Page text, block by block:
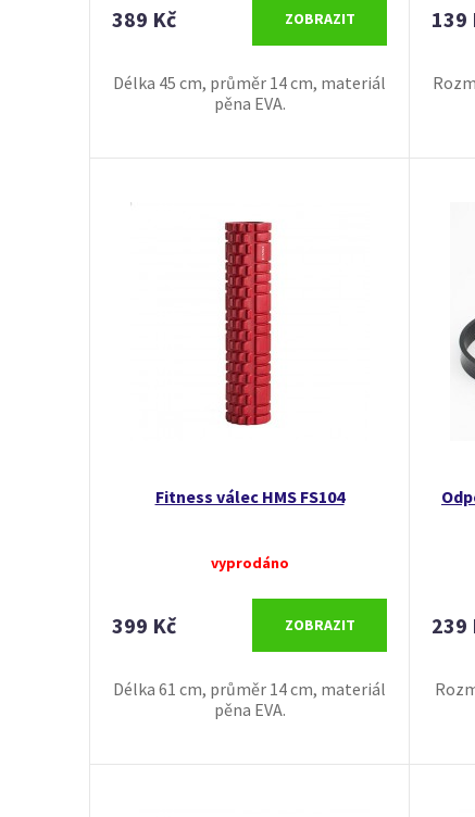
389 Kč ZOBRAZIT
Délka 45 cm, průměr 14 cm, materiál
pěna EVA.
139
Fitness válec HMS FS104
vyprodáno
399 Kč ZOBRAZIT
Délka 61 cm, průměr 14 cm, materiál
pěna EVA.
239